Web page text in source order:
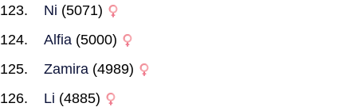
Ni (5071)
Alfia (5000)
Zamira (4989)
Li (4885)